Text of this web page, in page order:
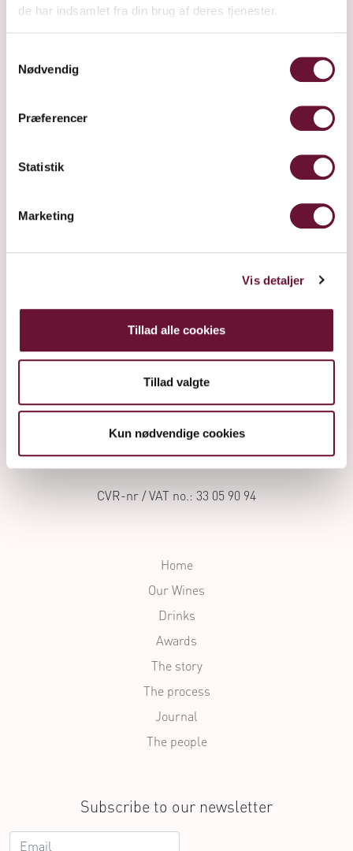
de har indsamlet fra din brug af deres tjenester.
Nødvendig
Præferencer
Statistik
Marketing
Vis detaljer
Tillad alle cookies
Tillad valgte
Kun nødvendige cookies
lending the cordial a complex and concentrated flavour.
Frederiksdal Cherry Juice keeps for six weeks after
Frederiksdalsvej 30
DK - 4912 Harpelunde
Denmark
+45 54 90 11 11
CVR-nr / VAT no.: 33 05 90 94
Home
Our Wines
Drinks
Awards
The story
The process
Journal
The people
Subscribe to our newsletter